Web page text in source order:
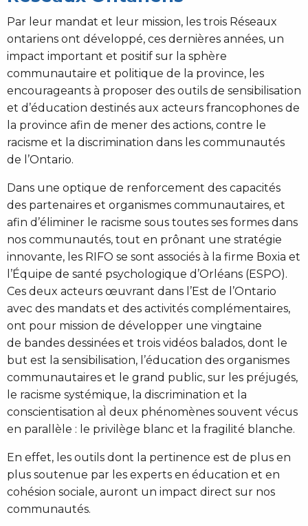
Par leur mandat et leur mission, les trois Réseaux
ontariens ont développé, ces dernières années, un
impact important et positif sur la sphère
communautaire et politique de la province, les
encourageants à proposer des outils de sensibilisation
et d’éducation destinés aux acteurs francophones de
la province afin de mener des actions, contre le
racisme et la discrimination dans les communautés
de l’Ontario.
Dans une optique de renforcement des capacités
des partenaires et organismes communautaires, et
afin d’éliminer le racisme sous toutes ses formes dans
nos communautés, tout en prônant une stratégie
innovante, les RIFO se sont associés à la firme Boxia et
l’Équipe de santé psychologique d’Orléans (ESPO).
Ces deux acteurs œuvrant dans l’Est de l’Ontario
avec des mandats et des activités complémentaires,
ont pour mission de développer une vingtaine
de bandes dessinées et trois vidéos balados, dont le
but est la sensibilisation, l’éducation des organismes
communautaires et le grand public, sur les préjugés,
le racisme systémique, la discrimination et la
conscientisation aÌ deux phénomènes souvent vécus
en parallèle : le privilège blanc et la fragilité blanche.
En effet, les outils dont la pertinence est de plus en
plus soutenue par les experts en éducation et en
cohésion sociale, auront un impact direct sur nos
communautés.